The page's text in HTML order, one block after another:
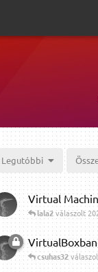
Legutóbbi
Virtual
lala2válaszolt
csuhas32